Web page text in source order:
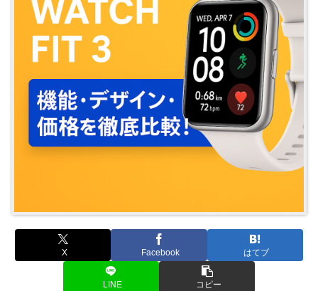
X Facebook はてブ
LINE コピー